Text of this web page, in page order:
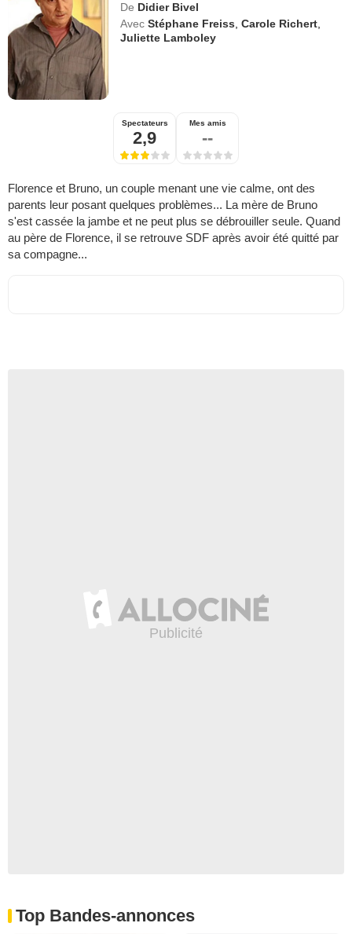
De Didier Bivel
Avec Stéphane Freiss,Carole Richert,
Juliette Lamboley
Spectateurs
2,9
Mes amis
--
Florence et Bruno, un couple menant une vie calme, ont des
parents leur posant quelques problèmes... La mère de Bruno
s'est cassée la jambe et ne peut plus se débrouiller seule. Quand
au père de Florence, il se retrouve SDF après avoir été quitté par
sa compagne...
Top Bandes-annonces